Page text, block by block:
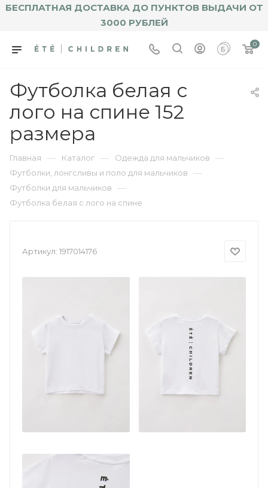
БЕСПЛАТНАЯ ДОСТАВКА ДО ПУНКТОВ ВЫДАЧИ ОТ
3000 РУБЛЕЙ
0
Футболка белая с
лого на спине 152
размера
Главная — Каталог — Одежда для мальчиков —
Футболки, лонгсливы и поло для мальчиков —
Футболки для мальчиков —
Футболка белая с лого на спине
Артикул: 1917014176